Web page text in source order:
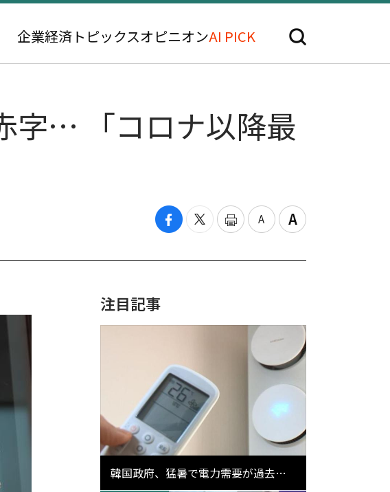
企業経済 トピックスオピニオンAI PICK
字… 「コロナ以降最
注目記事
韓国政府、猛暑で電力需要が過去最